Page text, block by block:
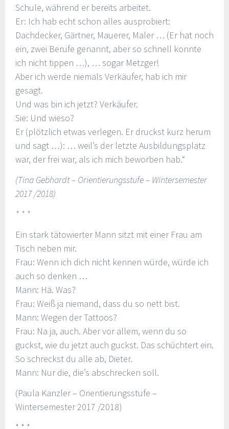
Schule, während er bereits arbeitet.
Er: Ich hab echt schon alles ausprobiert:
Dachdecker, Gärtner, Mauerer, Maler … (Er hat noch
ein, zwei Berufe genannt, aber so schnell konnte
ich nicht tippen …), … sogar Metzger!
Aber ich werde niemals Verkäufer, hab ich mir
gesagt.
Und was bin ich jetzt? Verkäufer.
Sie: Und wieso?
Er (plötzlich etwas verlegen. Er druckst kurz herum
und sagt …): … weil’s der letzte Ausbildungsplatz
war, der frei war, als ich mich beworben hab.“
(Tina Gebhardt – Orientierungsstufe – Wintersemester
2017 /2018)
* * *
Ein stark tätowierter Mann sitzt mit einer Frau am
Tisch neben mir.
Frau: Wenn ich dich nicht kennen würde, würde ich
auch so denken …
Mann: Hä. Was?
Frau: Weiß ja niemand, dass du so nett bist.
Mann: Wegen der Tattoos?
Frau: Na ja, auch. Aber vor allem, wenn du so
guckst, wie du jetzt auch guckst. Das schüchtert ein.
So schreckst du alle ab, Dieter.
Mann: Nur die, die’s abschrecken soll.
(Paula Kanzler – Orientierungsstufe –
Wintersemester 2017 /2018)